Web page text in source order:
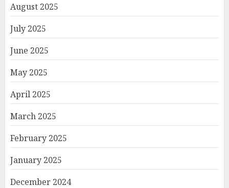
August 2025
July 2025
June 2025
May 2025
April 2025
March 2025
February 2025
January 2025
December 2024